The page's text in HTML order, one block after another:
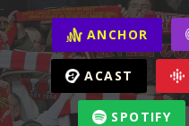
ANCHOR
ACAST
SPOTIFY